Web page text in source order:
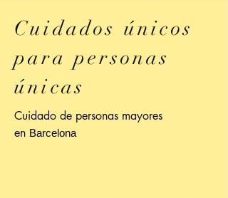
Cuidados únicos
para personas
únicas
Cuidado de personas mayores
en Barcelona